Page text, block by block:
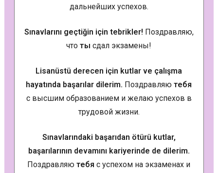
дальнейших успехов.
Sınavlarını geçtiğin için tebrikler! Поздравляю,
чтоты сдал экзамены!
Lisanüstü derecen için kutlar ve çalışma
hayatında başarılar dilerim. Поздравляютебя
с высшим образованием и желаю успехов в
трудовой жизни.
Sınavlarındaki başarıdan ötürü kutlar,
başarılarının devamını kariyerinde de dilerim.
Поздравляютебя с успехом на экзаменах и